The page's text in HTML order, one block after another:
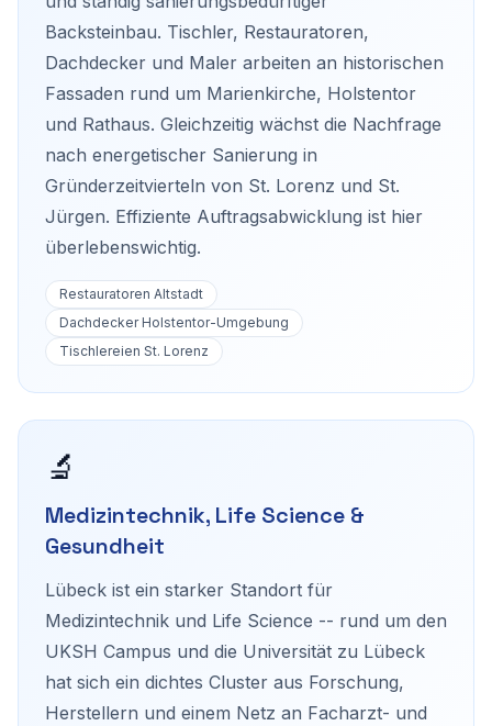
Backsteinbau. Tischler, Restauratoren,
Dachdecker und Maler arbeiten an historischen
Fassaden rund um Marienkirche, Holstentor
und Rathaus. Gleichzeitig wächst die Nachfrage
nach energetischer Sanierung in
Gründerzeitvierteln von St. Lorenz und St.
Jürgen. Effiziente Auftragsabwicklung ist hier
überlebenswichtig.
Restauratoren Altstadt
Dachdecker Holstentor-Umgebung
Tischlereien St. Lorenz
🔬
Medizintechnik, Life Science &
Gesundheit
Lübeck ist ein starker Standort für
Medizintechnik und Life Science -- rund um den
UKSH Campus und die Universität zu Lübeck
hat sich ein dichtes Cluster aus Forschung,
Herstellern und einem Netz an Facharzt- und